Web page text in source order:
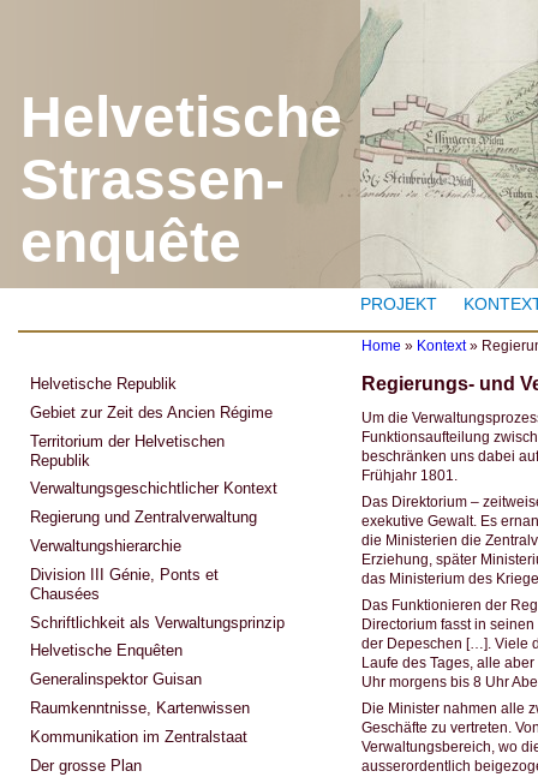
Helvetische
Strassen-
enquête
PROJEKT
Y
o
u
a
r
e
h
e
r
e
Home » Kontext»
Regierungs- und
Um die
Funktionsaufteilung
beschränken uns dabei
Frühjahr 1801.
Das Direktorium –
exekutive Gewalt. Es
die Ministerien die
Erziehung, später
das Ministerium des
Das Funktionieren der
Directorium fasst in
der Depeschen […]. Viele
Laufe des Tages, alle
Uhr morgens bis 8 Uhr
Die Minister nahmen alle
Geschäfte zu vertreten.
Verwaltungsbereich, wo
ausserordentlich
Helvetische Republik
Gebiet zur Zeit des Ancien Régime
Territorium der Helvetischen
Republik
Verwaltungsgeschichtlicher Kontext
Regierung und Zentralverwaltung
Verwaltungshierarchie
Division III Génie, Ponts et
Chausées
Schriftlichkeit als Verwaltungsprinzip
Helvetische Enquêten
Generalinspektor Guisan
Raumkenntnisse, Kartenwissen
Kommunikation im Zentralstaat
Der grosse Plan